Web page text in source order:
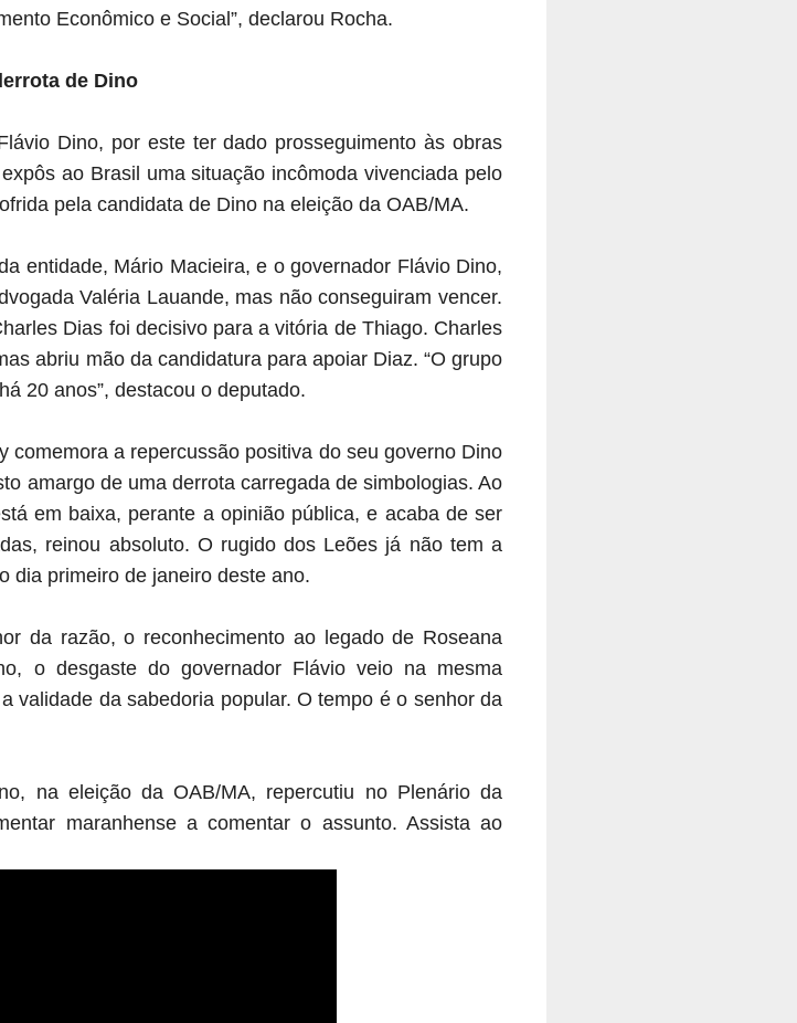
Econômico e Social”, declarou Rocha.
de Dino
Dino, por este ter dado prosseguimento às obras
ao Brasil uma situação incômoda vivenciada pelo
pela candidata de Dino na eleição da OAB/MA.
entidade, Mário Macieira, e o governador Flávio Dino,
Valéria Lauande, mas não conseguiram vencer.
Dias foi decisivo para a vitória de Thiago. Charles
abriu mão da candidatura para apoiar Diaz. “O grupo
20 anos”, destacou o deputado.
comemora a repercussão positiva do seu governo Dino
amargo de uma derrota carregada de simbologias. Ao
em baixa, perante a opinião pública, e acaba de ser
reinou absoluto. O rugido dos Leões já não tem a
dia primeiro de janeiro deste ano.
da razão, o reconhecimento ao legado de Roseana
o desgaste do governador Flávio veio na mesma
validade da sabedoria popular. O tempo é o senhor da
na eleição da OAB/MA, repercutiu no Plenário da
maranhense a comentar o assunto. Assista ao